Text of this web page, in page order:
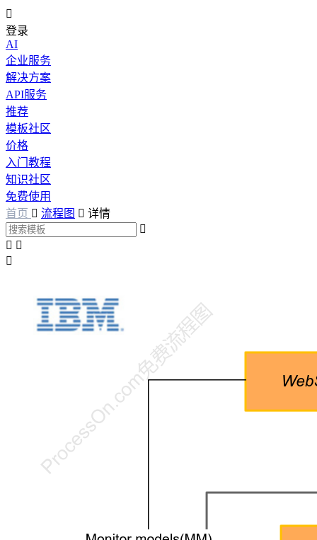

登录
AI
企业服务
解决方案
API服务
推荐
模板社区
价格
入门教程
知识社区
免费使用
首页  流程图  详情

 
